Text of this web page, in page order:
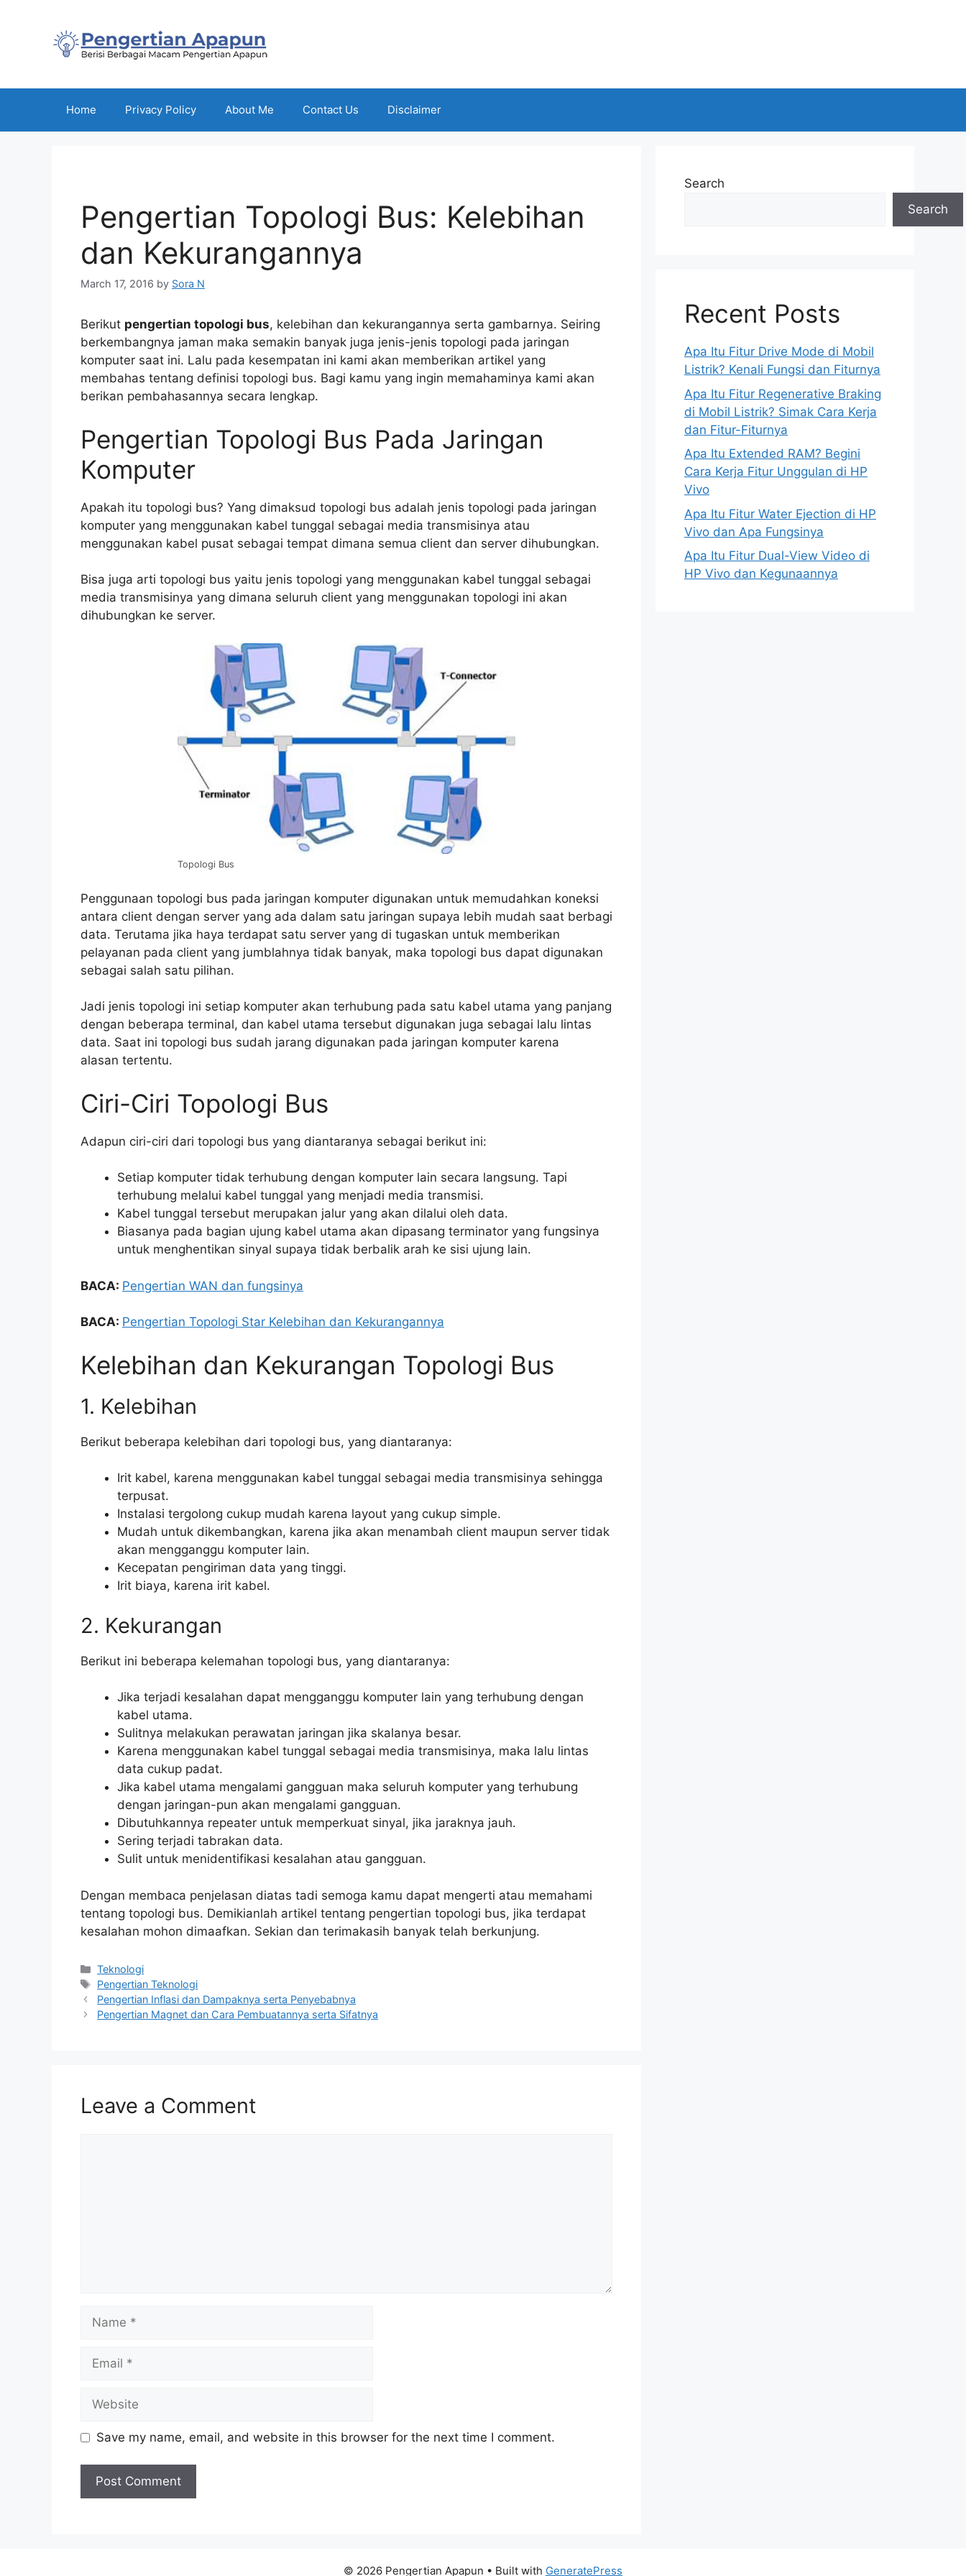
Home Privacy Policy About Me Contact Us Disclaimer
Pengertian Topologi Bus: Kelebihan
dan Kekurangannya
March 17, 2016 by Sora N
Berikut pengertian topologi bus, kelebihan dan kekurangannya serta gambarnya. Seiring
berkembangnya jaman maka semakin banyak juga jenis-jenis topologi pada jaringan
komputer saat ini. Lalu pada kesempatan ini kami akan memberikan artikel yang
membahas tentang definisi topologi bus. Bagi kamu yang ingin memahaminya kami akan
berikan pembahasannya secara lengkap.
Pengertian Topologi Bus Pada Jaringan
Komputer
Apakah itu topologi bus? Yang dimaksud topologi bus adalah jenis topologi pada jaringan
komputer yang menggunakan kabel tunggal sebagai media transmisinya atau
menggunakan kabel pusat sebagai tempat dimana semua client dan server dihubungkan.
Bisa juga arti topologi bus yaitu jenis topologi yang menggunakan kabel tunggal sebagai
media transmisinya yang dimana seluruh client yang menggunakan topologi ini akan
dihubungkan ke server.
Topologi Bus
Penggunaan topologi bus pada jaringan komputer digunakan untuk memudahkan koneksi
antara client dengan server yang ada dalam satu jaringan supaya lebih mudah saat berbagi
data. Terutama jika haya terdapat satu server yang di tugaskan untuk memberikan
pelayanan pada client yang jumblahnya tidak banyak, maka topologi bus dapat digunakan
sebagai salah satu pilihan.
Jadi jenis topologi ini setiap komputer akan terhubung pada satu kabel utama yang panjang
dengan beberapa terminal, dan kabel utama tersebut digunakan juga sebagai lalu lintas
data. Saat ini topologi bus sudah jarang digunakan pada jaringan komputer karena
alasan tertentu.
Ciri-Ciri Topologi Bus
Adapun ciri-ciri dari topologi bus yang diantaranya sebagai berikut ini:
Setiap komputer tidak terhubung dengan komputer lain secara langsung. Tapi
terhubung melalui kabel tunggal yang menjadi media transmisi.
Kabel tunggal tersebut merupakan jalur yang akan dilalui oleh data.
Biasanya pada bagian ujung kabel utama akan dipasang terminator yang fungsinya
untuk menghentikan sinyal supaya tidak berbalik arah ke sisi ujung lain.
BACA: Pengertian WAN dan fungsinya
BACA: Pengertian Topologi Star Kelebihan dan Kekurangannya
Kelebihan dan Kekurangan Topologi Bus
1. Kelebihan
Berikut beberapa kelebihan dari topologi bus, yang diantaranya:
Irit kabel, karena menggunakan kabel tunggal sebagai media transmisinya sehingga
terpusat.
Instalasi tergolong cukup mudah karena layout yang cukup simple.
Mudah untuk dikembangkan, karena jika akan menambah client maupun server tidak
akan mengganggu komputer lain.
Kecepatan pengiriman data yang tinggi.
Irit biaya, karena irit kabel.
2. Kekurangan
Berikut ini beberapa kelemahan topologi bus, yang diantaranya:
Jika terjadi kesalahan dapat mengganggu komputer lain yang terhubung dengan
kabel utama.
Sulitnya melakukan perawatan jaringan jika skalanya besar.
Karena menggunakan kabel tunggal sebagai media transmisinya, maka lalu lintas
data cukup padat.
Jika kabel utama mengalami gangguan maka seluruh komputer yang terhubung
dengan jaringan-pun akan mengalami gangguan.
Dibutuhkannya repeater untuk memperkuat sinyal, jika jaraknya jauh.
Sering terjadi tabrakan data.
Sulit untuk menidentifikasi kesalahan atau gangguan.
Dengan membaca penjelasan diatas tadi semoga kamu dapat mengerti atau memahami
tentang topologi bus. Demikianlah artikel tentang pengertian topologi bus, jika terdapat
kesalahan mohon dimaafkan. Sekian dan terimakasih banyak telah berkunjung.
Categories
Teknologi
Tags
Pengertian Teknologi
Pengertian Inflasi dan Dampaknya serta Penyebabnya
Pengertian Magnet dan Cara Pembuatannya serta Sifatnya
Leave a Comment
Save my name, email, and website in this browser for the next time I comment.
Search
Search
Recent Posts
Apa Itu Fitur Drive Mode di Mobil
Listrik? Kenali Fungsi dan Fiturnya
Apa Itu Fitur Regenerative Braking
di Mobil Listrik? Simak Cara Kerja
dan Fitur-Fiturnya
Apa Itu Extended RAM? Begini
Cara Kerja Fitur Unggulan di HP
Vivo
Apa Itu Fitur Water Ejection di HP
Vivo dan Apa Fungsinya
Apa Itu Fitur Dual-View Video di
HP Vivo dan Kegunaannya
© 2026 Pengertian Apapun • Built with GeneratePress